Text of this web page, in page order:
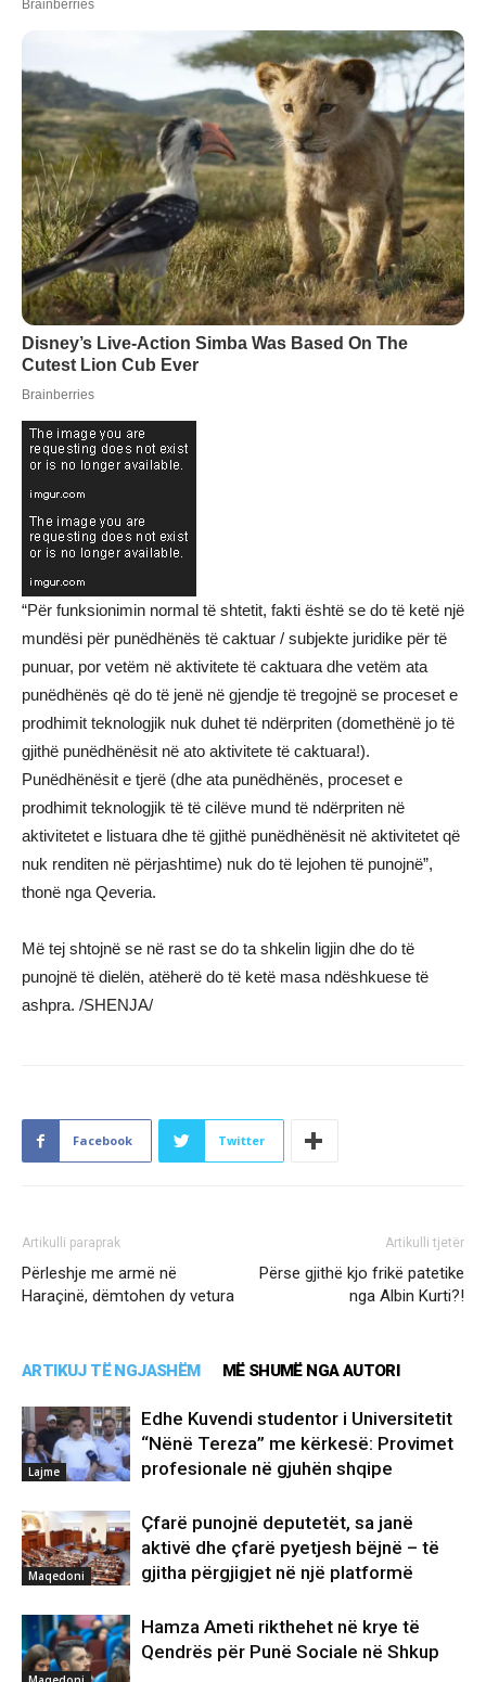
“Për funksionimin normal të shtetit, fakti është se do të ketë një
mundësi për punëdhënës të caktuar / subjekte juridike për të
punuar, por vetëm në aktivitete të caktuara dhe vetëm ata
punëdhënës që do të jenë në gjendje të tregojnë se proceset e
prodhimit teknologjik nuk duhet të ndërpriten (domethënë jo të
gjithë punëdhënësit në ato aktivitete të caktuara!).
Punëdhënësit e tjerë (dhe ata punëdhënës, proceset e
prodhimit teknologjik të të cilëve mund të ndërpriten në
aktivitetet e listuara dhe të gjithë punëdhënësit në aktivitetet që
nuk renditen në përjashtime) nuk do të lejohen të punojnë”,
thonë nga Qeveria.
Më tej shtojnë se në rast se do ta shkelin ligjin dhe do të
punojnë të dielën, atëherë do të ketë masa ndëshkuese të
ashpra. /SHENJA/
Facebook Twitter
Artikulli paraprak
Përleshje me armë në
Haraçinë, dëmtohen dy vetura
Artikulli tjetër
Përse gjithë kjo frikë patetike
nga Albin Kurti?!
ARTIKUJ TË NGJASHËM MË SHUMË NGA AUTORI
Lajme
Edhe Kuvendi studentor i Universitetit
“Nënë Tereza” me kërkesë: Provimet
profesionale në gjuhën shqipe
Maqedoni
Çfarë punojnë deputetët, sa janë
aktivë dhe çfarë pyetjesh bëjnë – të
gjitha përgjigjet në një platformë
Hamza Ameti rikthehet në krye të
Qendrës për Punë Sociale në Shkup